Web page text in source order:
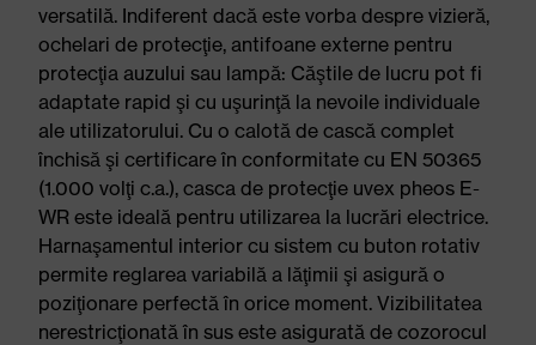
versatilă. Indiferent dacă este vorba despre vizieră,
ochelari de protecţie, antifoane externe pentru
protecţia auzului sau lampă: Căştile de lucru pot fi
adaptate rapid şi cu uşurinţă la nevoile individuale
ale utilizatorului. Cu o calotă de cască complet
închisă şi certificare în conformitate cu EN 50365
(1.000 volţi c.a.), casca de protecţie uvex pheos E-
WR este ideală pentru utilizarea la lucrări electrice.
Harnaşamentul interior cu sistem cu buton rotativ
permite reglarea variabilă a lăţimii şi asigură o
poziţionare perfectă în orice moment. Vizibilitatea
nerestricţionată în sus este asigurată de cozorocul